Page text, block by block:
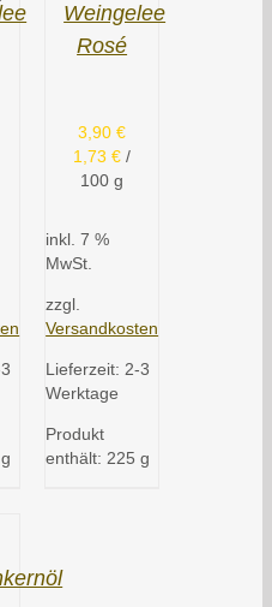
g
Weingelee
Rosé
3,90€
1,73€ /
100 g
inkl. 7 %
MwSt.
zzgl.
Versandkosten
Lieferzeit: 2-3
Werktage
Produkt
enthält: 225g